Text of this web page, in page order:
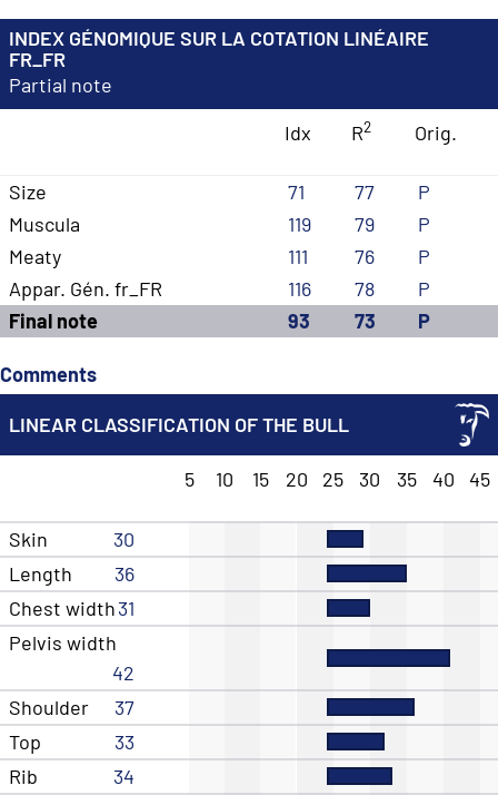
INDEX GÉNOMIQUE SUR LA COTATION LINÉAIRE
FR_FR
Partial note
Idx
R2 Orig.
Size 71 77
P
Muscula
119 79
P
Meaty
111 76
P
Appar. Gén. fr_FR
116 78
P
Final note
93 73 P
Comments
LINEAR CLASSIFICATION OF THE BULL
5 10 15 20 25 30 35 40 45
Skin
30
Length
36
Chest width31
Pelvis width
42
Shoulder
37
Top
33
Rib
34